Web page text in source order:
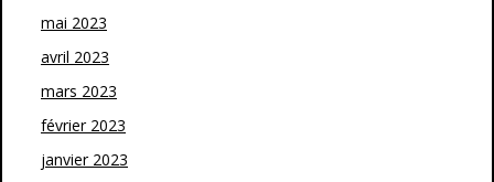
mai 2023
avril 2023
mars 2023
février 2023
janvier 2023